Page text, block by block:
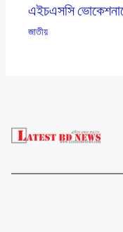
এইচএসসি ভোকেশনালে
জাতীয়